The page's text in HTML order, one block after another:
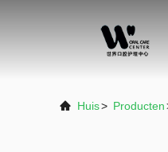
Huis> Producten